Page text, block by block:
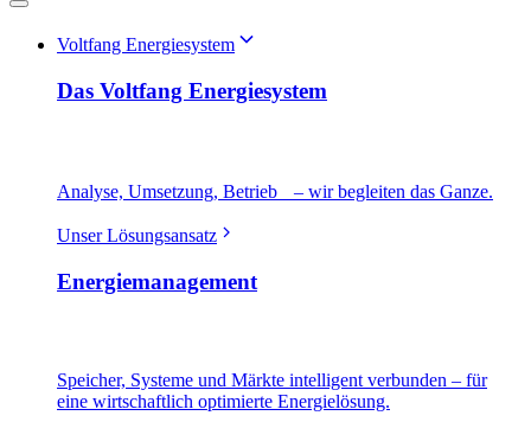
Voltfang Energiesystem
Das Voltfang Energiesystem
Analyse, Umsetzung, Betrieb – wir begleiten das Ganze.
Unser Lösungsansatz
Energiemanagement
Speicher, Systeme und Märkte intelligent verbunden – für
eine wirtschaftlich optimierte Energielösung.